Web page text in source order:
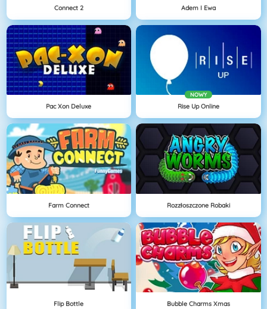
Connect 2 Adem I Ewa
Pac Xon Deluxe
NOWY
Rise Up Online
Farm Connect Rozzłoszczone Robaki
Flip Bottle Bubble Charms Xmas